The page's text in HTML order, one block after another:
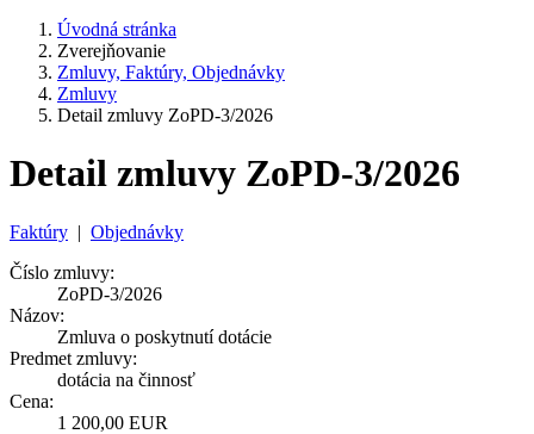
Úvodná stránka
Zverejňovanie
Zmluvy, Faktúry, Objednávky
Zmluvy
Detail zmluvy ZoPD-3/2026
Detail zmluvy ZoPD-3/2026
Faktúry | Objednávky
Číslo zmluvy:
ZoPD-3/2026
Názov:
Zmluva o poskytnutí dotácie
Predmet zmluvy:
dotácia na činnosť
Cena:
1 200,00 EUR